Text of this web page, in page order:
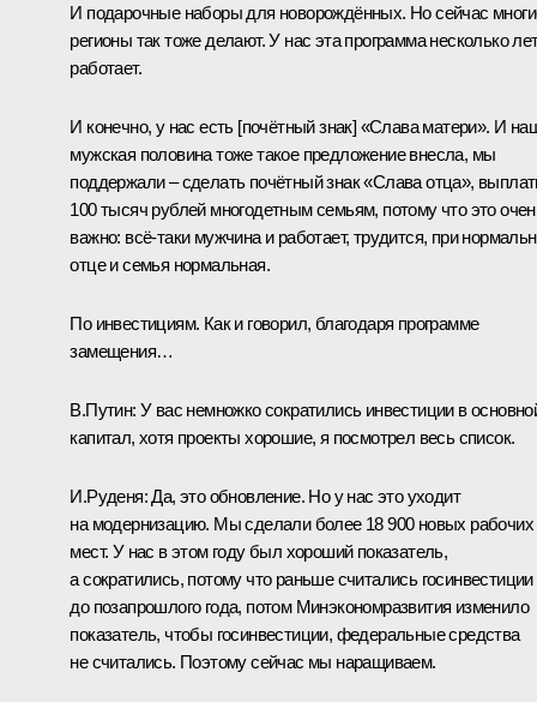
И подарочные наборы для новорождённых. Но сейчас
регионы так тоже делают. У нас эта программа несколько
работает.
И конечно, у нас есть [почётный знак] «Слава матери». И
мужская половина тоже такое предложение внесла, мы
поддержали – сделать почётный знак «Слава отца»,
100 тысяч рублей многодетным семьям, потому что это
важно: всё-таки мужчина и работает, трудится, при
отце и семья нормальная.
По инвестициям. Как и говорил, благодаря программе
замещения…
В.Путин: У вас немножко сократились инвестиции в
капитал, хотя проекты хорошие, я посмотрел весь список.
И.Руденя:Да, это обновление. Но у нас это уходит
на модернизацию. Мы сделали более 18 900 новых рабочих
мест. У нас в этом году был хороший показатель,
а сократились, потому что раньше считались госинвестиции
до позапрошлого года, потом Минэкономразвития изменило
показатель, чтобы госинвестиции, федеральные средства
не считались. Поэтому сейчас мы наращиваем.